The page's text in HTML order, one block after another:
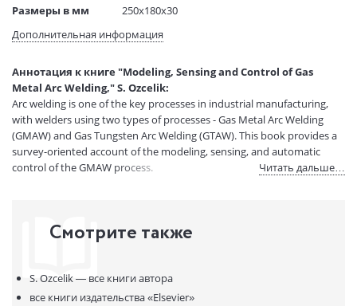
Размеры в мм
250x180x30
Вес:
1 гр.
Код товара:
50028651
Артикул:
11031065
ISBN:
9780080440668
В продаже с:
08.04.2021
Дополнительная информация
Аннотация к книге "Modeling, Sensing and Control of Gas
Metal Arc Welding," S. Ozcelik:
Arc welding is one of the key processes in industrial manufacturing,
with welders using two types of processes - Gas Metal Arc Welding
(GMAW) and Gas Tungsten Arc Welding (GTAW). This book provides a
survey-oriented account of the modeling, sensing, and automatic
control of the GMAW process.
Читать дальше…
Смотрите также
S. Ozcelik — все книги автора
все книги издательства«Elsevier»